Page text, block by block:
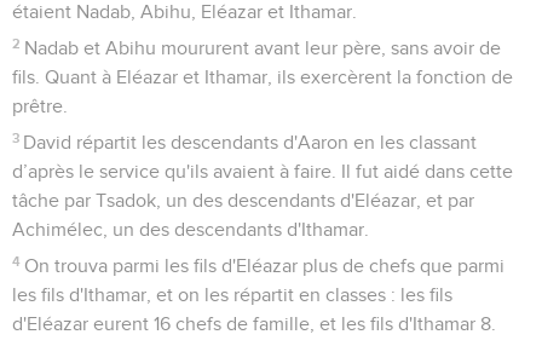
étaient Nadab, Abihu, Eléazar et Ithamar.
2 Nadab et Abihu moururent avant leur père, sans avoir de
fils. Quant à Eléazar et Ithamar, ils exercèrent la fonction de
prêtre.
3 David répartit les descendants d'Aaron en les classant
d’après le service qu'ils avaient à faire. Il fut aidé dans cette
tâche par Tsadok, un des descendants d'Eléazar, et par
Achimélec, un des descendants d'Ithamar.
4 On trouva parmi les fils d'Eléazar plus de chefs que parmi
les fils d'Ithamar, et on les répartit en classes : les fils
d'Eléazar eurent 16 chefs de famille, et les fils d'Ithamar 8.